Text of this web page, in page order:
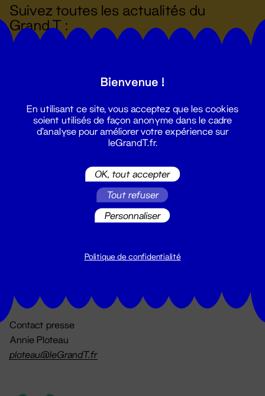
Suivez toutes les actualités du
Grand T :
billetterie@leGrandT.fr
Contact presse
Annie Ploteau
ploteau@leGrandT.fr
Bienvenue !
En utilisant ce site, vous acceptez que les cookies
soient utilisés de façon anonyme dans le cadre
d'analyse pour améliorer votre expérience sur
leGrandT.fr.
OK, tout accepter
Tout refuser
Personnaliser
Politique de confidentialité